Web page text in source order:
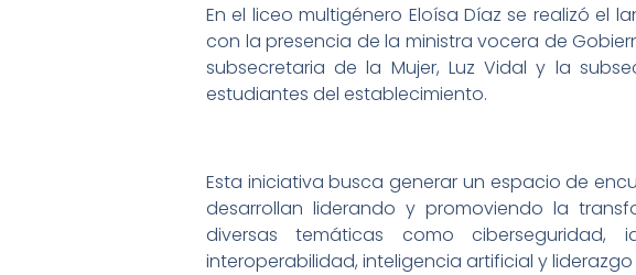
En el liceo multigénero Eloísa Díaz se realizó el
con la presencia de la ministra vocera de
subsecretaria de la Mujer, Luz Vidal y la
estudiantes del establecimiento.
Esta iniciativa busca generar un espacio de
desarrollan liderando y promoviendo la
diversas temáticas como ciberseguridad,
interoperabilidad, inteligencia artificial y liderazgo